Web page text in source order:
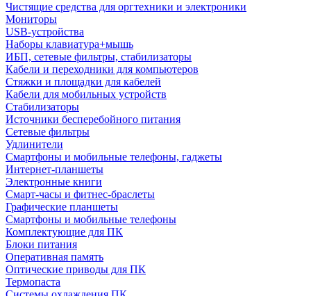
Чистящие средства для оргтехники и электроники
Мониторы
USB-устройства
Наборы клавиатура+мышь
ИБП, сетевые фильтры, стабилизаторы
Кабели и переходники для компьютеров
Стяжки и площадки для кабелей
Кабели для мобильных устройств
Стабилизаторы
Источники бесперебойного питания
Сетевые фильтры
Удлинители
Смартфоны и мобильные телефоны, гаджеты
Интернет-планшеты
Электронные книги
Смарт-часы и фитнес-браслеты
Графические планшеты
Смартфоны и мобильные телефоны
Комплектующие для ПК
Блоки питания
Оперативная память
Оптические приводы для ПК
Термопаста